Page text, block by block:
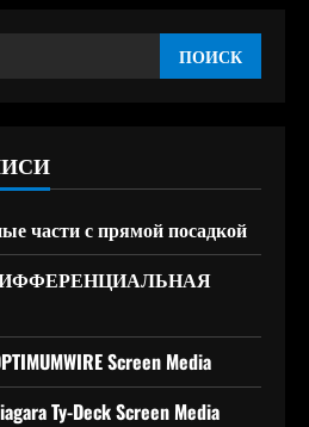
части с прямой посадкой
ДИФФЕРЕНЦИАЛЬНАЯ
Screen Media
Ty-Deck Screen Media